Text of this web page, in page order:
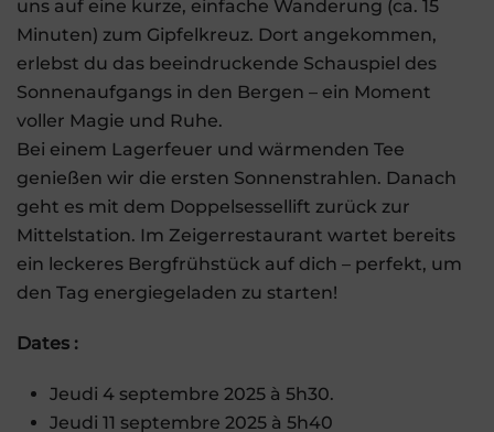
uns auf eine kurze, einfache Wanderung (ca. 15
Minuten) zum Gipfelkreuz. Dort angekommen,
erlebst du das beeindruckende Schauspiel des
Sonnenaufgangs in den Bergen – ein Moment
voller Magie und Ruhe.
Bei einem Lagerfeuer und wärmenden Tee
genießen wir die ersten Sonnenstrahlen. Danach
geht es mit dem Doppelsessellift zurück zur
Mittelstation. Im Zeigerrestaurant wartet bereits
ein leckeres Bergfrühstück auf dich – perfekt, um
den Tag energiegeladen zu starten!
Dates :
Jeudi 4 septembre 2025 à 5h30.
Jeudi 11 septembre 2025 à 5h40